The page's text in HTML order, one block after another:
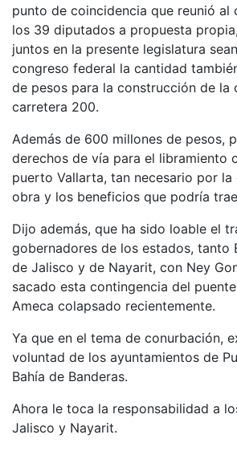
punto de coincidencia que reunió al
los 39 diputados a propuesta
juntos en la presente legislatura
congreso federal la cantidad
de pesos para la construcción de la
carretera 200.
Además de 600 millones de pesos,
derechos de vía para el libramiento
puerto Vallarta, tan necesario por la
obra y los beneficios que podría
Dijo además, que ha sido loable el
gobernadores de los estados, tanto
de Jalisco y de Nayarit, con Ney
sacado esta contingencia del
Ameca colapsado recientemente.
Ya que en el tema de conurbación,
voluntad de los ayuntamientos de
Bahía de Banderas.
Ahora le toca la responsabilidad a
Jalisco y Nayarit.